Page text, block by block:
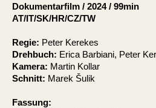
Dokumentarfilm / 2024 / 99min
AT/IT/SK/HR/CZ/TW
Regie: Peter Kerekes
Drehbuch: Erica Barbiani, Peter
Kamera: Martin Kollar
Schnitt: Marek Šulik
Fassung: